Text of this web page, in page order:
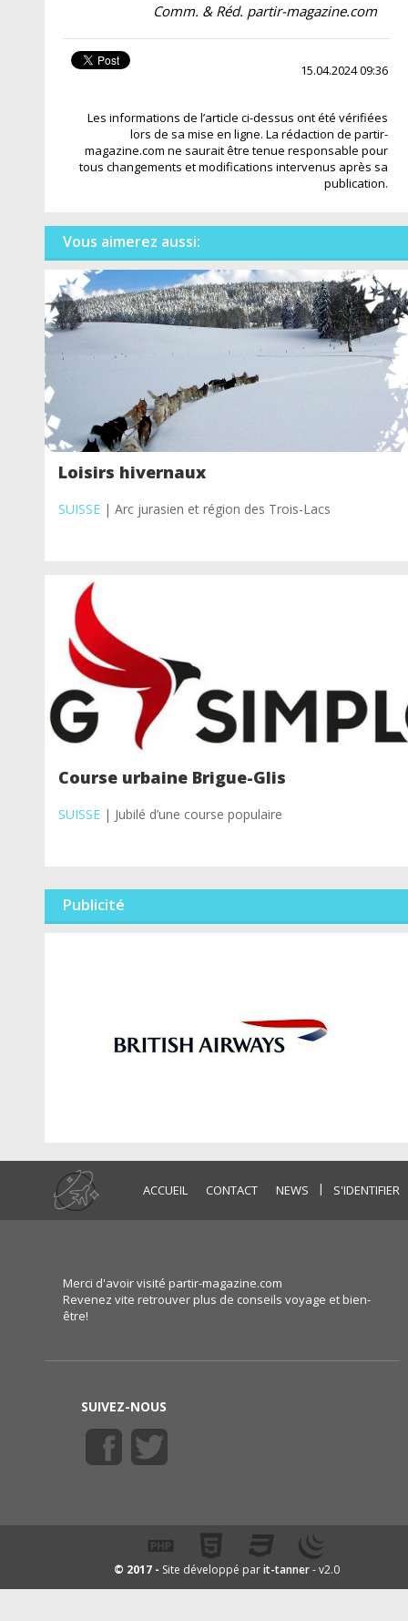
Comm. & Réd. partir-magazine.com
15.04.2024 09:36
Les informations de l’article ci-dessus ont été vérifiées
lors de sa mise en ligne. La rédaction de partir-
magazine.com ne saurait être tenue responsable pour
tous changements et modifications intervenus après sa
publication.
Vous aimerez aussi:
Loisirs hivernaux
SUISSE| Arc jurasien et région des Trois-Lacs
Course urbaine Brigue-Glis
SUISSE| Jubilé d’une course populaire
Publicité
ACCUEIL CONTACT NEWS | S'IDENTIFIER
Merci d'avoir visité partir-magazine.com
Revenez vite retrouver plus de conseils voyage et bien-
être!
SUIVEZ-NOUS
© 2017 - Site développé parit-tanner- v2.0